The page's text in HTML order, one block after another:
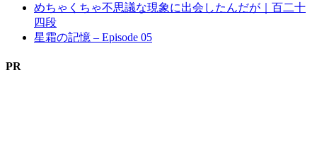
めちゃくちゃ不思議な現象に出会したんだが｜百二十
四段
星霜の記憶 – Episode 05
PR